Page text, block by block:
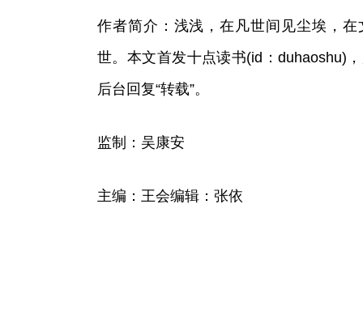
作者简介：浅浅，在凡世间见尘埃，
世。本文首发十点读书(id：duhaoshu)
后台回复“转载”。
监制：吴康安
主编：王会编辑：张依